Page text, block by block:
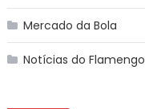
Mercado da Bola
Notícias do Flamengo